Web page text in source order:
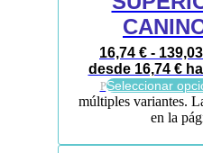
16,74 € - 139,03
desde 16,74 €
PSeleccionar
múltiples variantes.
en la